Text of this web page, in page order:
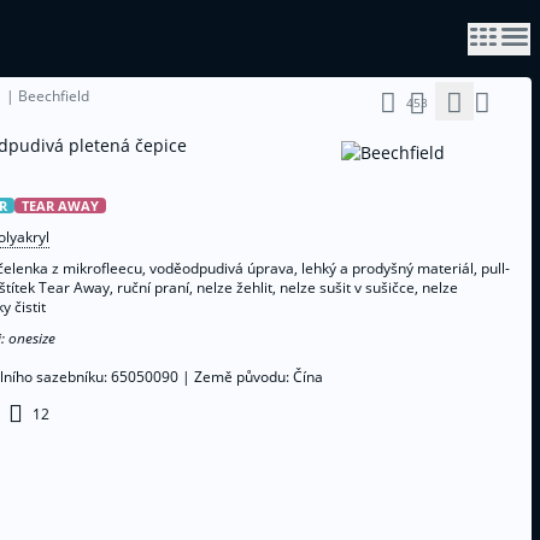
| Beechfield
pletená čepice
TEAR AWAY
453
z mikrofleecu, voděodpudivá úprava, lehký a prodyšný materiál, pull-
Tear Away, ruční praní, nelze žehlit, nelze sušit v sušičce, nelze
čistit
onesize
sazebníku:65050090 | Země původu:Čína
12